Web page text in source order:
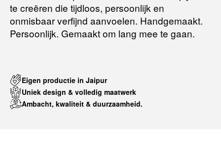
te creëren die tijdloos, persoonlijk en
onmisbaar verfijnd aanvoelen. Handgemaakt.
Persoonlijk. Gemaakt om lang mee te gaan.
Eigen productie in Jaipur
Uniek design & volledig maatwerk
Ambacht, kwaliteit & duurzaamheid.